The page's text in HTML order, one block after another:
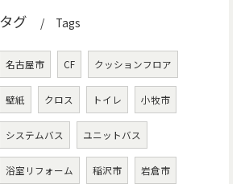
タグ Tags
名古屋市 CF クッションフロア
壁紙 クロス トイレ 小牧市
システムバス ユニットバス
浴室リフォーム 稲沢市 岩倉市